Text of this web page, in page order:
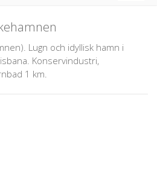
Lugn och idyllisk hamn i
Konservindustri,
1 km.